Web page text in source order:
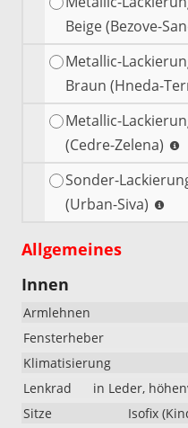
Beige (Bezove-
Metallic-
Braun (Hneda-
Metallic-
(Cedre-Zelena)
Sonder-
(Urban-Siva)
Allgemeines
Innen
Armlehnen
Fensterheber
Klimatisierung
Lenkrad
in Leder,
Sitze
Isofix